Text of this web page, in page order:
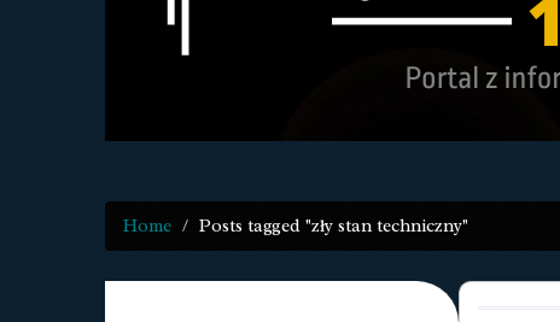
Home Posts tagged "zły stan techniczny"